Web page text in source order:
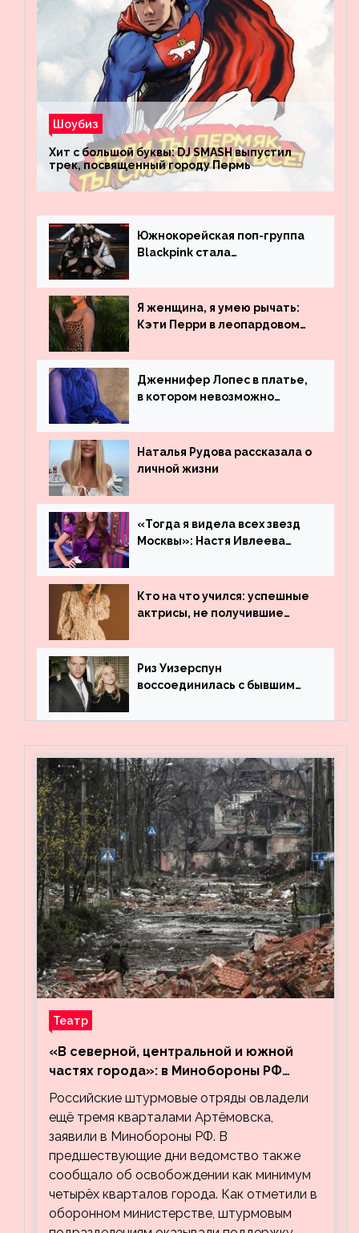
Шоубиз
Хит с большой буквы: DJ SMASH выпустил
трек, посвященный городу Пермь
Южнокорейская поп-группа
Blackpink стала
просмотрам на YouTube. Они
обогнали даже Джастина
Бибера
Я женщина, я умею рычать:
Кэти Перри в леопардовом
Дженнифер Лопес в платье,
в котором невозможно
Наталья Рудова рассказала о
личной жизни
«Тогда я видела всех звезд
Москвы»: Настя Ивлеева
популярности и выложила
архивные фото
Кто на что учился: успешные
актрисы, не получившие
Риз Уизерспун
воссоединилась с бывшим
Театр
«В северной, центральной и южной
частях города»: в Минобороны РФ
заявили об освобождении ещё трёх
кварталов Артёмовска
Российские штурмовые отряды овладели
ещё тремя кварталами Артёмовска,
заявили в Минобороны РФ. В
предшествующие дни ведомство также
сообщало об освобождении как минимум
четырёх кварталов города. Как отметили в
оборонном министерстве, штурмовым